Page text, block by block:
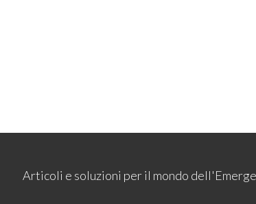
Articoli e soluzioni per il mondo